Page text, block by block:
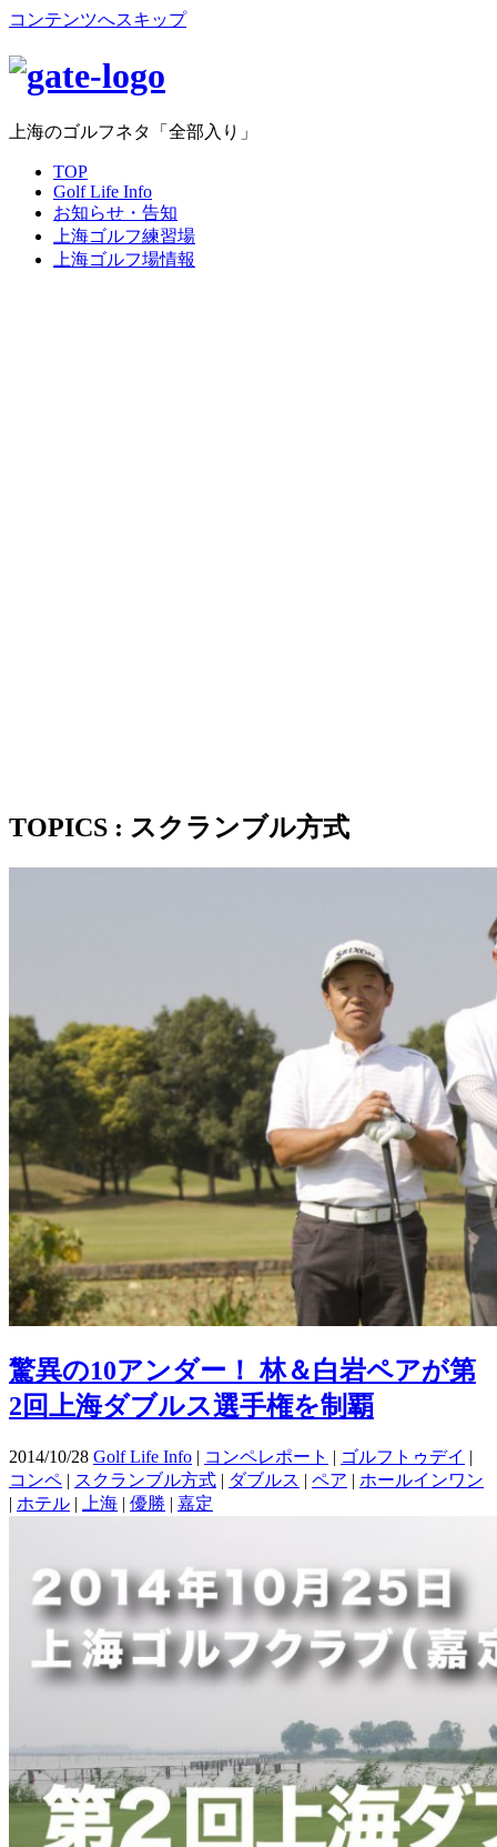
コンテンツへスキップ
上海のゴルフネタ「全部入り」
TOP
Golf Life Info
お知らせ・告知
上海ゴルフ練習場
上海ゴルフ場情報
TOPICS : スクランブル方式
驚異の10アンダー！ 林＆白岩ペアが第
2回上海ダブルス選手権を制覇
2014/10/28 Golf Life Info | コンペレポート | ゴルフトゥデイ |
コンペ | スクランブル方式 | ダブルス | ペア | ホールインワン
| ホテル | 上海 | 優勝 | 嘉定